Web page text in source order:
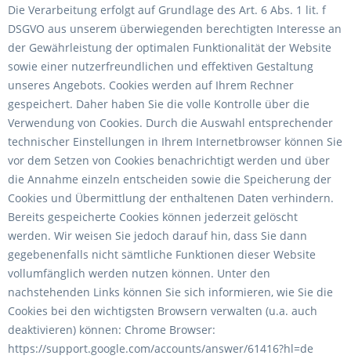
Die Verarbeitung erfolgt auf Grundlage des Art. 6 Abs. 1 lit. f
DSGVO aus unserem überwiegenden berechtigten Interesse an
der Gewährleistung der optimalen Funktionalität der Website
sowie einer nutzerfreundlichen und effektiven Gestaltung
unseres Angebots. Cookies werden auf Ihrem Rechner
gespeichert. Daher haben Sie die volle Kontrolle über die
Verwendung von Cookies. Durch die Auswahl entsprechender
technischer Einstellungen in Ihrem Internetbrowser können Sie
vor dem Setzen von Cookies benachrichtigt werden und über
die Annahme einzeln entscheiden sowie die Speicherung der
Cookies und Übermittlung der enthaltenen Daten verhindern.
Bereits gespeicherte Cookies können jederzeit gelöscht
werden. Wir weisen Sie jedoch darauf hin, dass Sie dann
gegebenenfalls nicht sämtliche Funktionen dieser Website
vollumfänglich werden nutzen können. Unter den
nachstehenden Links können Sie sich informieren, wie Sie die
Cookies bei den wichtigsten Browsern verwalten (u.a. auch
deaktivieren) können: Chrome Browser:
https://support.google.com/accounts/answer/61416?hl=de